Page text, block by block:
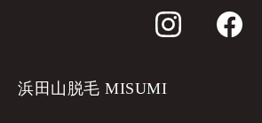
浜田山脱毛 MISUMI